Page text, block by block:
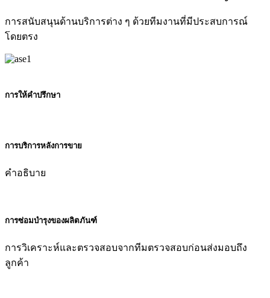
การสนับสนุนด้านบริการต่าง ๆ ด้วยทีมงานที่มีประสบการณ์
โดยตรง
การให้คำปรึกษา
การบริการหลังการขาย
คำอธิบาย
การซ่อมบำรุงของผลิตภันฑ์
การวิเคราะห์และตรวจสอบจากทีมตรวจสอบก่อนส่งมอบถึง
ลูกค้า